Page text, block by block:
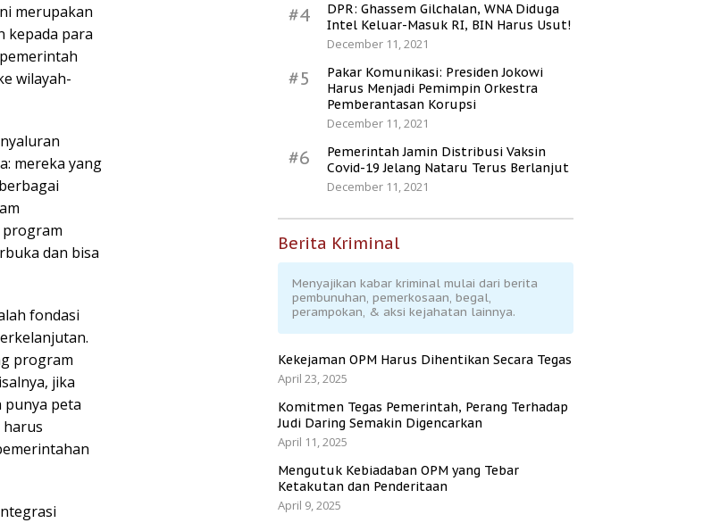
merupakan
kepada para
wilayah-
mereka yang
program
dan bisa
fondasi
program
jika
punya peta
#4
DPR: Ghassem Gilchalan, WNA Diduga
Intel Keluar-Masuk RI, BIN Harus Usut!
December 11, 2021
#5
Pakar Komunikasi: Presiden Jokowi
Harus Menjadi Pemimpin Orkestra
Pemberantasan Korupsi
December 11, 2021
#6
Pemerintah Jamin Distribusi Vaksin
Covid-19 Jelang Nataru Terus Berlanjut
December 11, 2021
Berita Kriminal
Menyajikan kabar kriminal mulai dari berita
pembunuhan, pemerkosaan, begal,
perampokan, & aksi kejahatan lainnya.
Kekejaman OPM Harus Dihentikan Secara Tegas
April 23, 2025
Komitmen Tegas Pemerintah, Perang Terhadap
Judi Daring Semakin Digencarkan
April 11, 2025
Mengutuk Kebiadaban OPM yang Tebar
Ketakutan dan Penderitaan
April 9, 2025